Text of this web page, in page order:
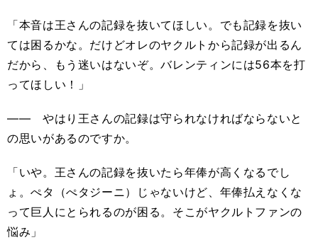
「本音は王さんの記録を抜いてほしい。でも記録を抜い
ては困るかな。だけどオレのヤクルトから記録が出るん
だから、もう迷いはないぞ。バレンティンには56本を打
ってほしい！」
―― やはり王さんの記録は守られなければならないと
の思いがあるのですか。
「いや。王さんの記録を抜いたら年俸が高くなるでし
ょ。ぺタ（ぺタジーニ）じゃないけど、年俸払えなくな
って巨人にとられるのが困る。そこがヤクルトファンの
悩み」